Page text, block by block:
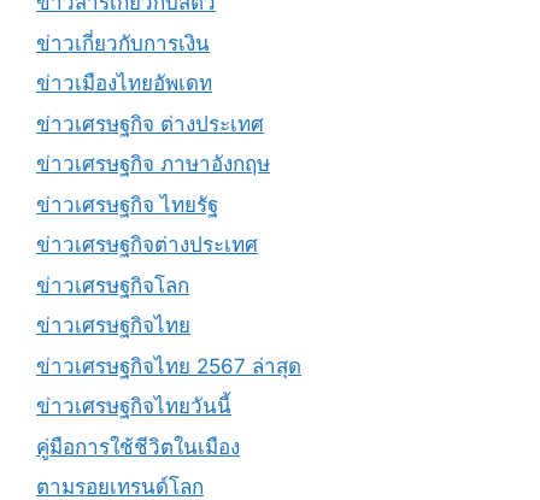
ข่าวเกี่ยวกับการเงิน
ข่าวเมืองไทยอัพเดท
ข่าวเศรษฐกิจ ต่างประเทศ
ข่าวเศรษฐกิจ ภาษาอังกฤษ
ข่าวเศรษฐกิจ ไทยรัฐ
ข่าวเศรษฐกิจต่างประเทศ
ข่าวเศรษฐกิจโลก
ข่าวเศรษฐกิจไทย
ข่าวเศรษฐกิจไทย 2567 ล่าสุด
ข่าวเศรษฐกิจไทยวันนี้
คู่มือการใช้ชีวิตในเมือง
ตามรอยเทรนด์โลก